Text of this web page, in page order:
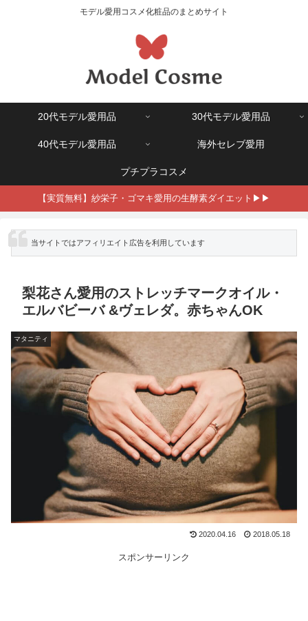
モデル愛用コスメ化粧品のまとめサイト
20代モデル愛用品 30代モデル愛用品
40代モデル愛用品 海外セレブ愛用
プチプラコスメ
【実質無料】紗栄子・ゴマキ愛用の生酵素ダイエット▶▶
※ 当サイトではアフィリエイト広告を利用しています
梨花さん愛用のストレッチマークオイル・
エルバビーバ &ヴェレダ。赤ちゃんOK
マタニティ
2020.04.16 2018.05.18
スポンサーリンク